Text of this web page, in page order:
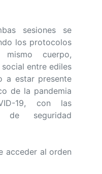
sesiones se
los protocolos
cuerpo,
entre ediles
a estar presente
de la pandemia
19, con las
de seguridad
acceder al orden